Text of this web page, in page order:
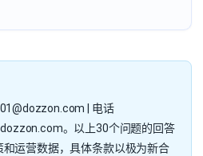
| 电话
。以上30个问题的回答
运营数据，具体条款以极为新合